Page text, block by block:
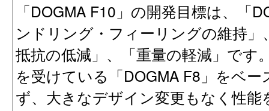
「DOGMA F10」の開発目標は、「
ンドリング・フィーリングの維持
抵抗の低減」、「重量の軽減」です
を受けている「DOGMA F8」をベ
ず、大きなデザイン変更もなく性